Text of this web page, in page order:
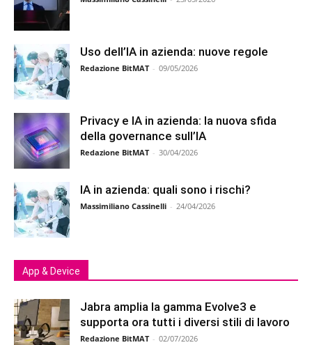
Uso dell’IA in azienda: nuove regole
Redazione BitMAT - 09/05/2026
Privacy e IA in azienda: la nuova sfida
della governance sull’IA
Redazione BitMAT - 30/04/2026
IA in azienda: quali sono i rischi?
Massimiliano Cassinelli - 24/04/2026
App & Device
Jabra amplia la gamma Evolve3 e
supporta ora tutti i diversi stili di lavoro
Redazione BitMAT - 02/07/2026